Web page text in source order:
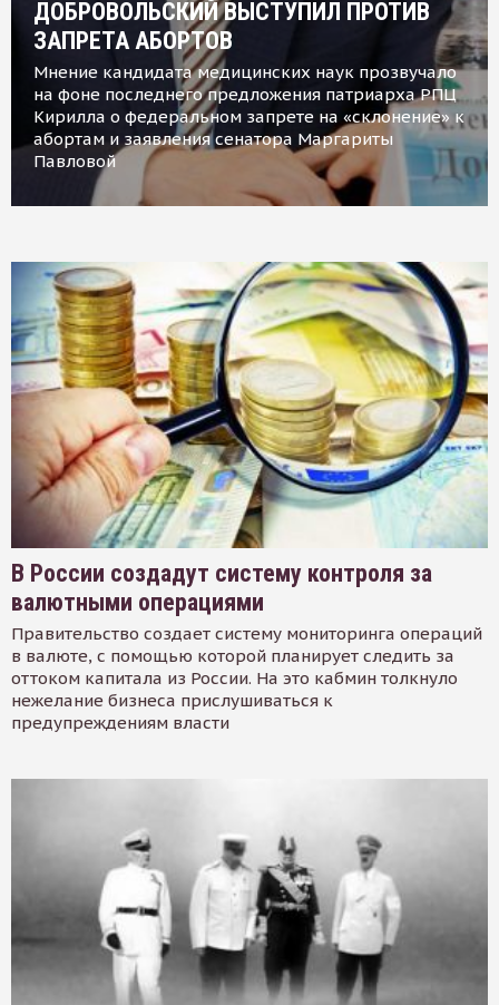
ДОБРОВОЛЬСКИЙ ВЫСТУПИЛ ПРОТИВ
ЗАПРЕТА АБОРТОВ
Мнение кандидата медицинских наук прозвучало
на фоне последнего предложения патриарха РПЦ
Кирилла о федеральном запрете на «склонение» к
абортам и заявления сенатора Маргариты
Павловой
В России создадут систему контроля за
валютными операциями
Правительство создает систему мониторинга операций
в валюте, с помощью которой планирует следить за
оттоком капитала из России. На это кабмин толкнуло
нежелание бизнеса прислушиваться к
предупреждениям власти